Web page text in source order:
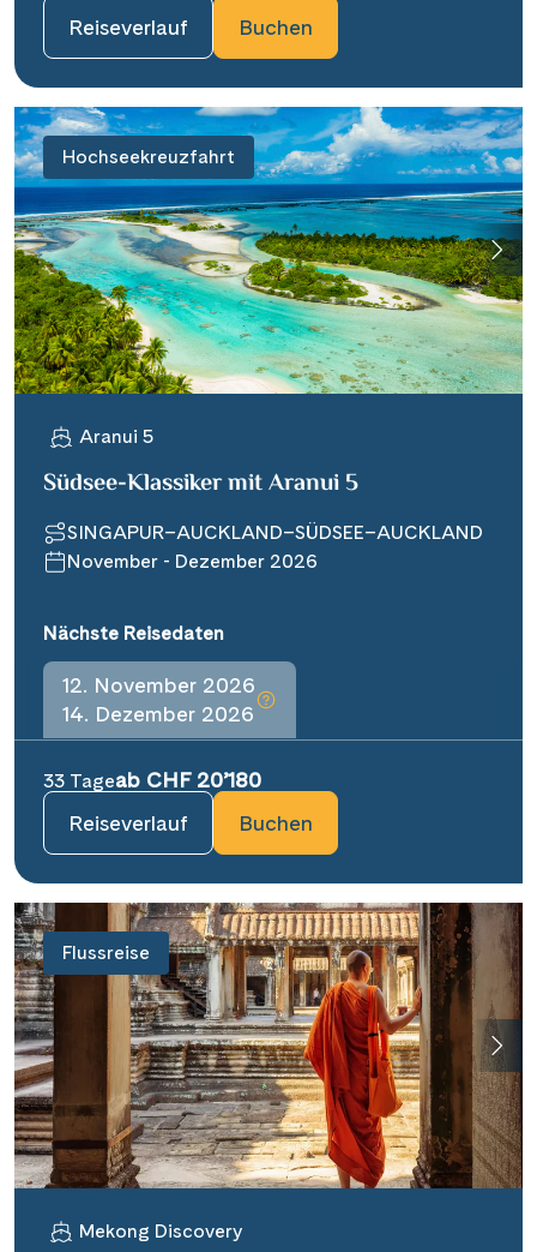
Reiseverlauf
Buchen
Hochseekreuzfahrt
Aranui 5
Südsee-Klassiker mit Aranui 5
SINGAPUR–AUCKLAND–SÜDSEE–AUCKLAND
November - Dezember 2026
Nächste Reisedaten
12. November 2026
14. Dezember 2026
33 Tageab CHF 20’180
Reiseverlauf
Buchen
Flussreise
Mekong Discovery